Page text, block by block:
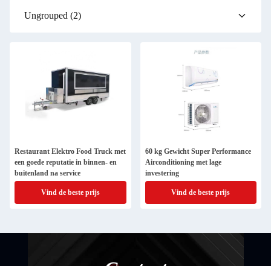
Ungrouped (2)
Restaurant Elektro Food Truck met
een goede reputatie in binnen- en
buitenland na service
Vind de beste prijs
60 kg Gewicht Super Performance
Airconditioning met lage
investering
Vind de beste prijs